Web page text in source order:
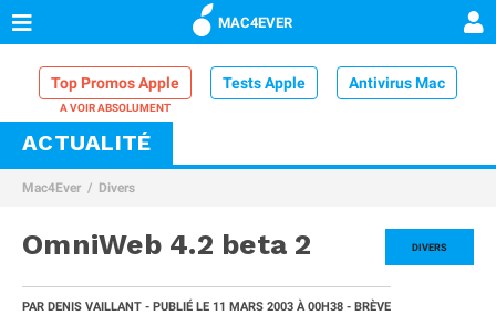
MAC4EVER
Top Promos Apple Tests Apple Antivirus Mac
VPN Mac
Comparatif iPhone
ACTUALITÉ
Mac4Ever Divers
DIVERS
OmniWeb 4.2 beta 2
PAR DENIS VAILLANT - PUBLIÉ LE 11 MARS 2003 À 00H38 - BRÈVE